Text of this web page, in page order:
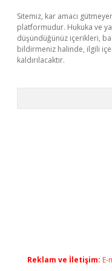
Sitemiz, kar amacı
platformudur. Hukuka ve
düşündüğünüz içerikleri,
bildirmeniz halinde, ilgili
kaldırılacaktır.
Reklam ve İletişim: E-